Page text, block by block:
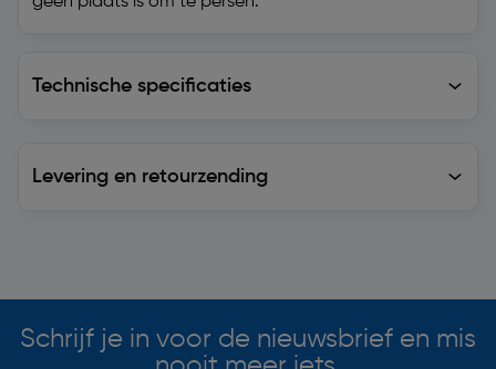
Technische specificaties
Levering en retourzending
Schrijf je in voor de nieuwsbrief en mis